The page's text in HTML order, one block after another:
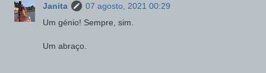
Janita
07 agosto, 2021 00:29
Um génio! Sempre, sim.
Um abraço.